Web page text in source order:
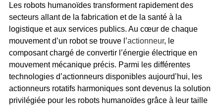
Les robots humanoïdes transforment rapidement des
secteurs allant de la fabrication et de la santé à la
logistique et aux services publics. Au cœur de chaque
mouvement d’un robot se trouve l’actionneur, le
composant chargé de convertir l’énergie électrique en
mouvement mécanique précis. Parmi les différentes
technologies d’actionneurs disponibles aujourd’hui, les
actionneurs rotatifs harmoniques sont devenus la solution
privilégiée pour les robots humanoïdes grâce à leur taille